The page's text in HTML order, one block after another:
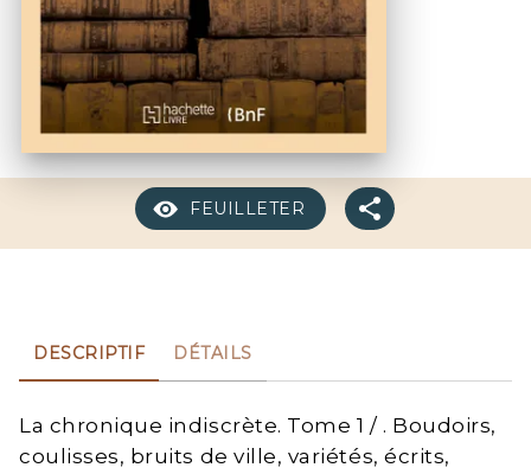
FEUILLETER
DESCRIPTIF DÉTAILS
La chronique indiscrète. Tome 1 / . Boudoirs,
coulisses, bruits de ville, variétés, écrits,